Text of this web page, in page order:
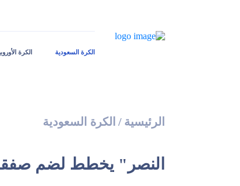
الكرة السعودية الكرة
الرئيسية / الكرة السعودية
النصر" يخطط لضم صفقة